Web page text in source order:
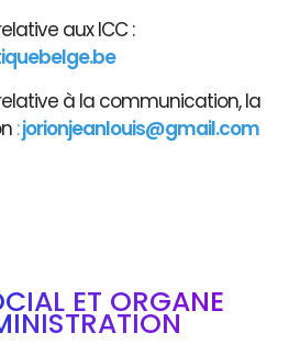
aux ICC :
à la communication, la
:jorionjeanlouis@gmail.com
ET ORGANE